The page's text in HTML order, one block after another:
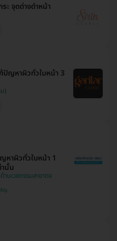
ะ จุดด่างดำหน้า
ญหาผิวทั่วใบหน้า 3
)
าผิวทั่วใบหน้า 1
นั้น
นเวชกรรมสาขาตจ
ย , ภาษีเจริญ